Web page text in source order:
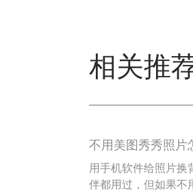
相关推
不用美图秀秀照片
用手机软件给照片换
伴都用过，但如果不